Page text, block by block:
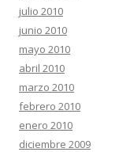
julio 2010
junio 2010
mayo 2010
abril 2010
marzo 2010
febrero 2010
enero 2010
diciembre 2009